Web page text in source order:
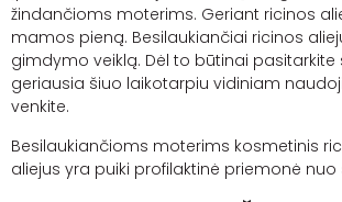
žindančioms moterims. Geriant ricinos
mamos pieną. Besilaukiančiai ricinos
gimdymo veiklą. Dėl to būtinai pasitarkite
geriausia šiuo laikotarpiu vidiniam
venkite.
Besilaukiančioms moterims kosmetinis
aliejus yra puiki profilaktinė priemonė nuo